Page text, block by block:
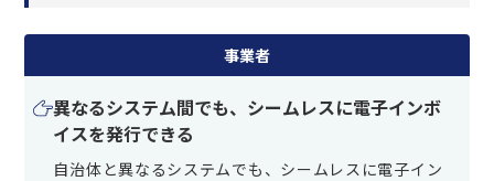
事業者
異なるシステム間でも、シームレスに電子インボ
イスを発行できる
自治体と異なるシステムでも、シームレスに電子イン